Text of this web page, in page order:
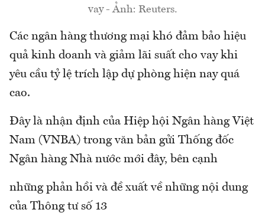
vay - Ảnh: Reuters.
Các ngân hàng thương mại khó đảm bảo hiệu
quả kinh doanh và giảm lãi suất cho vay khi
yêu cầu tỷ lệ trích lập dự phòng hiện nay quá
cao.
Đây là nhận định của Hiệp hội Ngân hàng Việt
Nam (VNBA) trong văn bản gửi Thống đốc
Ngân hàng Nhà nước mới đây, bên cạnh
những phản hồi và đề xuất về những nội dung
của Thông tư số 13